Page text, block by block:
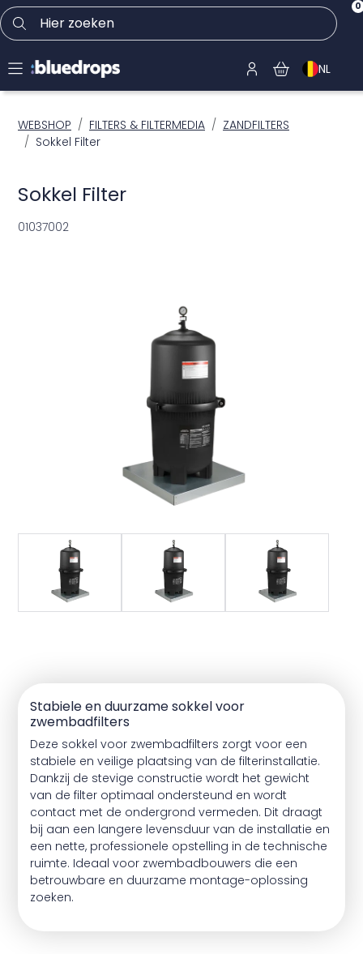
Hier zoeken 0
NL
WEBSHOP FILTERS & FILTERMEDIA
ZANDFILTERS
Sokkel Filter
Sokkel Filter
01037002
Stabiele en duurzame sokkel voor
zwembadfilters
Deze sokkel voor zwembadfilters zorgt voor een
stabiele en veilige plaatsing van de filterinstallatie.
Dankzij de stevige constructie wordt het gewicht
van de filter optimaal ondersteund en wordt
contact met de ondergrond vermeden. Dit draagt
bij aan een langere levensduur van de installatie en
een nette, professionele opstelling in de technische
ruimte. Ideaal voor zwembadbouwers die een
betrouwbare en duurzame montage-oplossing
zoeken.